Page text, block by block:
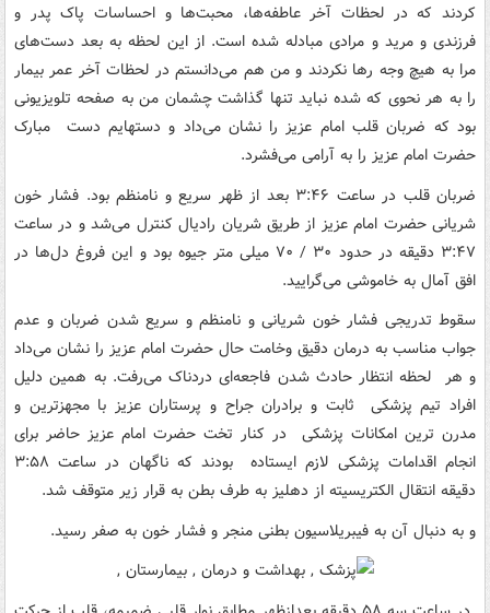
کردند که در لحظات آخر عاطفه‌ها، محبت‌ها و احساسات‏‎ ‎‏پاک پدر و
فرزندی و مرید و مرادی مبادله شده است.‏ از این لحظه به بعد دست‌های
مرا به هیچ وجه رها نکردند و من هم می‌دانستم‏‎ ‎‏در لحظات آخر عمر بیمار
را به هر نحوی که شده نباید تنها گذاشت چشمان من به‏‎ ‎‏صفحه تلویزیونی
بود که ضربان قلب امام عزیز را نشان می‌داد و دستهایم دست‏‎ ‎‏ مبارک
حضرت امام عزیز را به آرامی می‌فشرد.‏
ضربان قلب در ساعت ۳:۴۶ بعد از ظهر سریع و نامنظم بود.‏ فشار خون
‎‏۳:۴۷ دقیقه در حدود‏‎ ‎‏۳۰ / ۷۰ میلی متر جیوه بود و این فروغ دل‌ها در
افق آمال به خاموشی می‌گرایید.‏
جواب مناسب به درمان دقیق وخامت حال حضرت امام عزیز را نشان می‌داد
و هر‏‎ ‎‏ لحظه انتظار حادث شدن فاجعه‌ای دردناک می‌رفت. به همین دلیل
افراد تیم پزشکی‏‎ ‎ ثابت و برادران جراح و پرستاران عزیز با مجهزترین و
مدرن ترین امکانات پزشکی‏‎ ‎‏ در کنار تخت حضرت امام عزیز حاضر برای
انجام اقدامات پزشکی لازم ایستاده‏‎ ‎‏ بودند که ناگهان در ساعت ۳:۵۸
دقیقه انتقال الکتریسیته از دهلیز به طرف بطن‏‎ به قرار زیر متوقف شد.‏
‏‏و به دنبال آن به فیبریلاسیون بطنی منجر و فشار خون به صفر رسید.‏